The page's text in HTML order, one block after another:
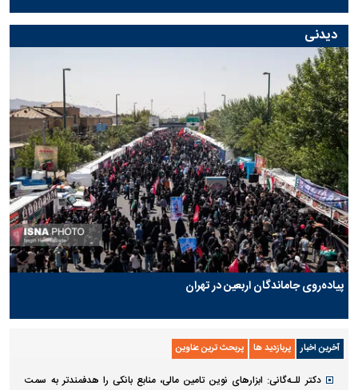
دیدنی
پیاده‌روی جاماندگان اربعین در تهران
آخرین اخبار پربازدید ها پربحث ترین عناوین
دکتر للـه‌گانی: ابزار‌های نوین تامین مالی، منابع بانکی را هدفمندتر به سمت